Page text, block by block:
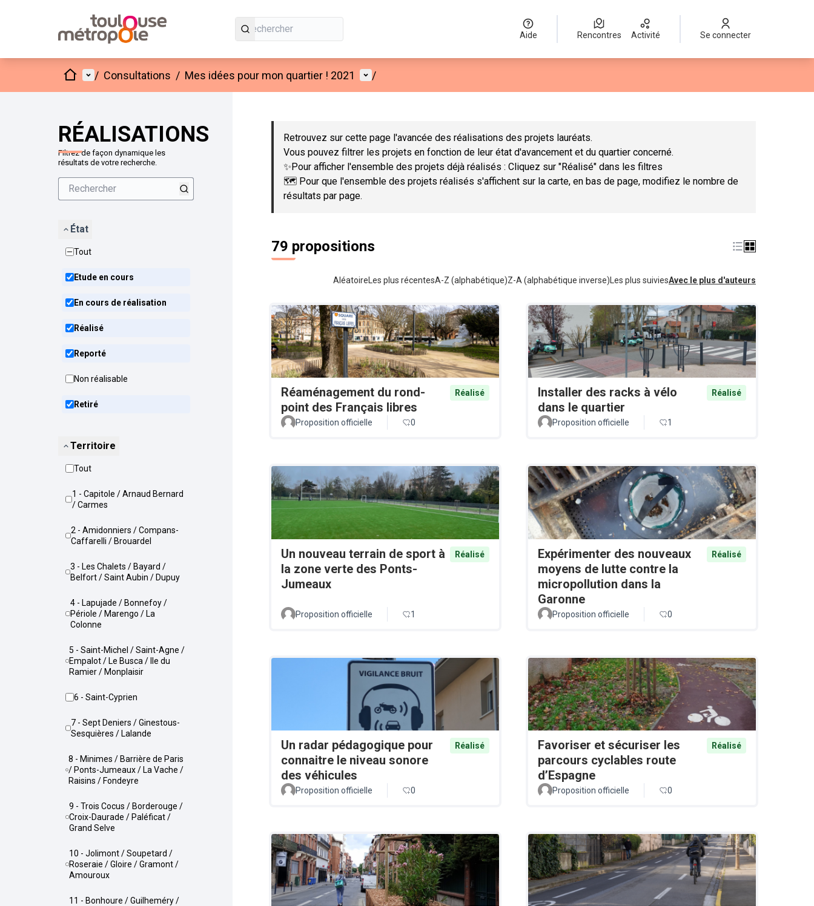
Aide Rencontres Activité Se connecter
AccueilMenu principal
/ Consultations / Mes idées pour mon quartier ! 2021 Menu utilisateur
/
RÉALISATIONS
Filtrez de façon dynamique les
résultats de votre recherche.
État
Tout
Etude en cours
En cours de réalisation
Réalisé
Reporté
Non réalisable
Retiré
Territoire
Tout
1 - Capitole / Arnaud Bernard
/ Carmes
2 - Amidonniers / Compans-
Caffarelli / Brouardel
3 - Les Chalets / Bayard /
Belfort / Saint Aubin / Dupuy
4 - Lapujade / Bonnefoy /
Périole / Marengo / La
Colonne
5 - Saint-Michel / Saint-Agne /
Empalot / Le Busca / Ile du
Ramier / Monplaisir
6 - Saint-Cyprien
7 - Sept Deniers / Ginestous-
Sesquières / Lalande
8 - Minimes / Barrière de Paris
/ Ponts-Jumeaux / La Vache /
Raisins / Fondeyre
9 - Trois Cocus / Borderouge /
Croix-Daurade / Paléficat /
Grand Selve
10 - Jolimont / Soupetard /
Roseraie / Gloire / Gramont /
Amouroux
11 - Bonhoure / Guilheméry /
Passer la carte
Retrouvez sur cette page l'avancée des réalisations des projets lauréats.
Vous pouvez filtrer les projets en fonction de leur état d'avancement et du quartier concerné.
✨Pour afficher l'ensemble des projets déjà réalisés : Cliquez sur "Réalisé" dans les filtres
🗺️ Pour que l'ensemble des projets réalisés s'affichent sur la carte, en bas de page, modifiez le nombre de
résultats par page.
79 propositions
Aléatoire Les plus récentesA-Z (alphabétique)Z-A (alphabétique inverse) Les plus suiviesAvec le plus d'auteurs
Réaménagement du rond-
point des Français libres
Réalisé
Proposition officielle 0
Installer des racks à vélo
dans le quartier
Réalisé
Proposition officielle 1
Un nouveau terrain de sport à
la zone verte des Ponts-
Jumeaux
Réalisé
Proposition officielle 1
Expérimenter des nouveaux
moyens de lutte contre la
micropollution dans la
Garonne
Réalisé
Proposition officielle 0
Un radar pédagogique pour
connaitre le niveau sonore
des véhicules
Réalisé
Proposition officielle 0
Favoriser et sécuriser les
parcours cyclables route
d’Espagne
Réalisé
Proposition officielle 0